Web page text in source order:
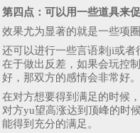
第四点：可以用一些道具来
效果尤为显著的就是一些项
还可以进行一些言语刺ji或
在于做出反差，如果会玩控
好，那双方的感情会非常好。
在对方想要得到满足的时候
对方yu望高涨达到顶峰的时
能得到充分的满足。